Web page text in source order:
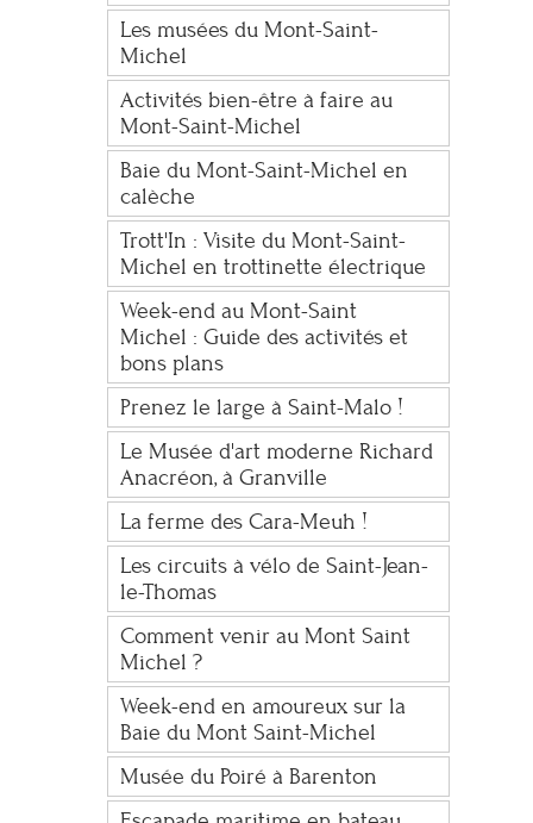
Les musées du Mont-Saint-
Michel
Activités bien-être à faire au
Mont-Saint-Michel
Baie du Mont-Saint-Michel en
calèche
Trott'In : Visite du Mont-Saint-
Michel en trottinette électrique
Week-end au Mont-Saint
Michel : Guide des activités et
bons plans
Prenez le large à Saint-Malo !
Le Musée d'art moderne Richard
Anacréon, à Granville
La ferme des Cara-Meuh !
Les circuits à vélo de Saint-Jean-
le-Thomas
Comment venir au Mont Saint
Michel ?
Week-end en amoureux sur la
Baie du Mont Saint-Michel
Musée du Poiré à Barenton